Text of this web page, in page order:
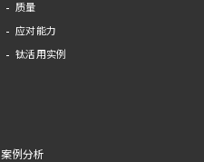
质量
应对能力
钛活用实例
案例分析